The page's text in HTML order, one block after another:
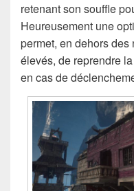
retenant son souffle
Heureusement une
permet, en dehors
élevés, de reprendre
en cas de